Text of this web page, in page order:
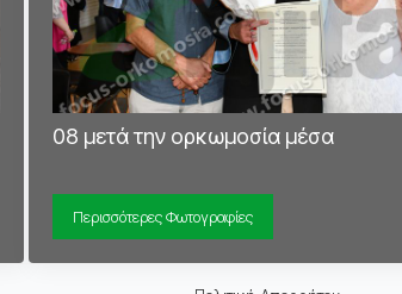
08 μετά την ορκωμοσία μέσα
Περισσότερες Φωτογραφίες